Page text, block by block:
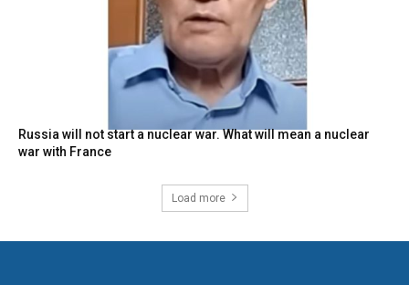
Russia will not start a nuclear war. What will mean a nuclear
war with France
Load more